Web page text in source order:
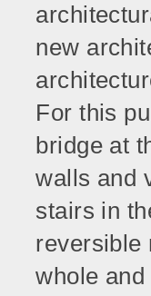
new
For this
bridge at
walls and
stairs in
reversible
whole